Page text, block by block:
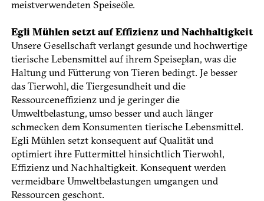
meistverwendeten Speiseöle.
Egli Mühlen setzt auf Effizienz und Nachhaltigkeit
Unsere Gesellschaft verlangt gesunde und hochwertige
tierische Lebensmittel auf ihrem Speiseplan, was die
Haltung und Fütterung von Tieren bedingt. Je besser
das Tierwohl, die Tiergesundheit und die
Ressourceneffizienz und je geringer die
Umweltbelastung, umso besser und auch länger
schmecken dem Konsumenten tierische Lebensmittel.
Egli Mühlen setzt konsequent auf Qualität und
optimiert ihre Futtermittel hinsichtlich Tierwohl,
Effizienz und Nachhaltigkeit. Konsequent werden
vermeidbare Umweltbelastungen umgangen und
Ressourcen geschont.